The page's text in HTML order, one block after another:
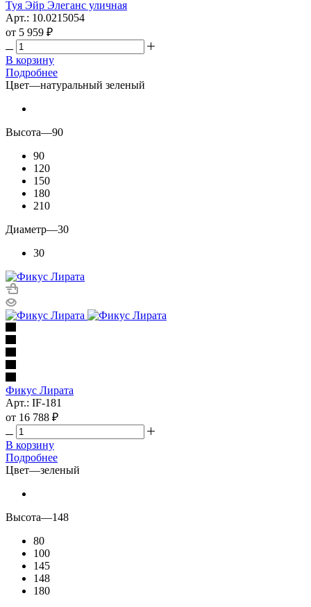
Туя Эйр Элеганс уличная
Арт.: 10.0215054
от 5 959 ₽
В корзину
Подробнее
Цвет—натуральный зеленый
Высота—90
90
120
150
180
210
Диаметр—30
30
Фикус Лирата
Арт.: IF-181
от 16 788 ₽
В корзину
Подробнее
Цвет—зеленый
Высота—148
80
100
145
148
180